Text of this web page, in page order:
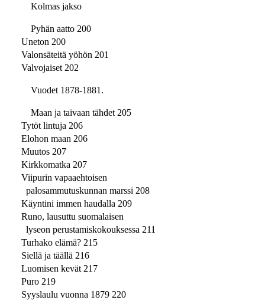
Kolmas jakso
Pyhän aatto 200
Uneton 200
Valonsäteitä yöhön 201
Valvojaiset 202
Vuodet 1878-1881.
Maan ja taivaan tähdet 205
Tytöt lintuja 206
Elohon maan 206
Muutos 207
Kirkkomatka 207
Viipurin vapaaehtoisen
palosammutuskunnan marssi 208
Käyntini immen haudalla 209
Runo, lausuttu suomalaisen
lyseon perustamiskokouksessa 211
Turhako elämä? 215
Siellä ja täällä 216
Luomisen kevät 217
Puro 219
Syyslaulu vuonna 1879 220